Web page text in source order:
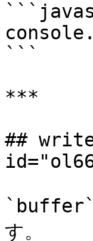
```
***
##
`buffer`
す。